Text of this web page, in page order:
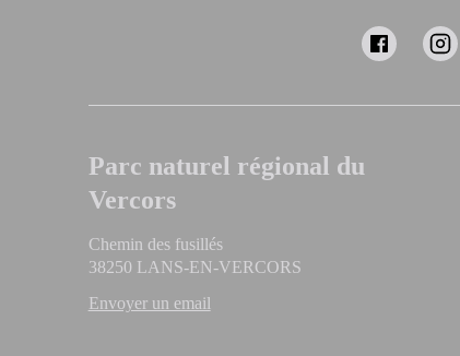
Parc naturel régional du
Vercors
Chemin des fusillés
38250 LANS-EN-VERCORS
Envoyer un email